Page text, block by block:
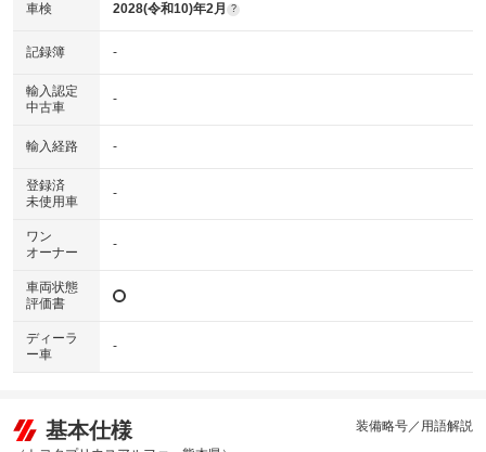
車検 2028(令和10)年2月 ?
記録簿 -
輸入認定
中古車
-
輸入経路 -
登録済
未使用車
-
ワン
オーナー
-
車両状態
評価書
ディーラ
ー車
-
基本仕様 装備略号／用語解説